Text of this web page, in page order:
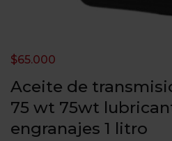
Aceite de
75 wt 75wt
engranajes 1 litro
$65.000